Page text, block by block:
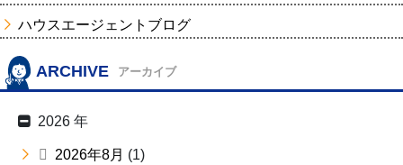
ハウスエージェントブログ
ARCHIVE アーカイブ
2026 年
2026年8月 (1)